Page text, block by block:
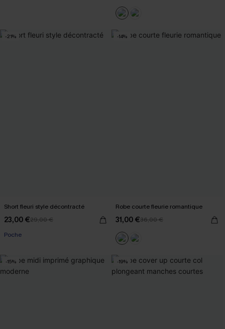
-21%
Short fleuri style décontracté
23,00 €29,00 €
Poche
-14%
Robe courte fleurie romantique
31,00 €36,00 €
-15% -19%